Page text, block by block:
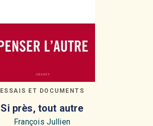
ESSAIS ET DOCUMENTS
Si près, tout autre
François Jullien